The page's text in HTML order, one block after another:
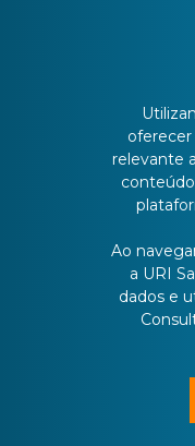
Batista Bonoto
relevante
Ao
a URI
dados e